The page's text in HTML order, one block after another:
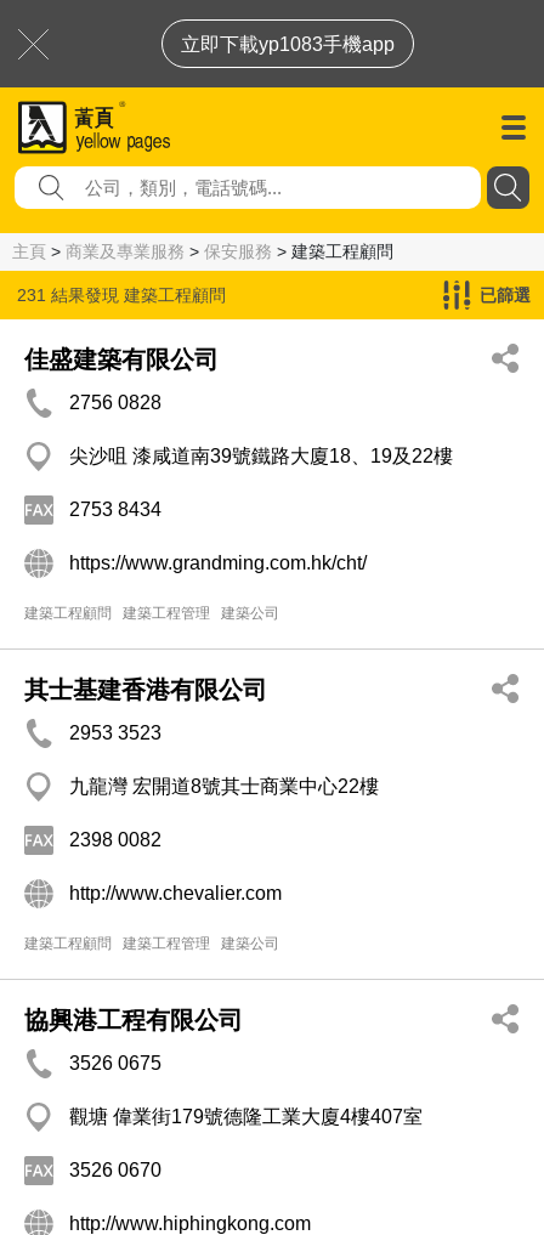
立即下載yp1083手機app
主頁 > 商業及專業服務 > 保安服務 > 建築工程顧問
231 結果發現 建築工程顧問 已篩選
佳盛建築有限公司
2756 0828
尖沙咀 漆咸道南39號鐵路大廈18、19及22樓
2753 8434
https://www.grandming.com.hk/cht/
建築工程顧問 建築工程管理 建築公司
其士基建香港有限公司
2953 3523
九龍灣 宏開道8號其士商業中心22樓
2398 0082
http://www.chevalier.com
建築工程顧問 建築工程管理 建築公司
協興港工程有限公司
3526 0675
觀塘 偉業街179號德隆工業大廈4樓407室
3526 0670
http://www.hiphingkong.com